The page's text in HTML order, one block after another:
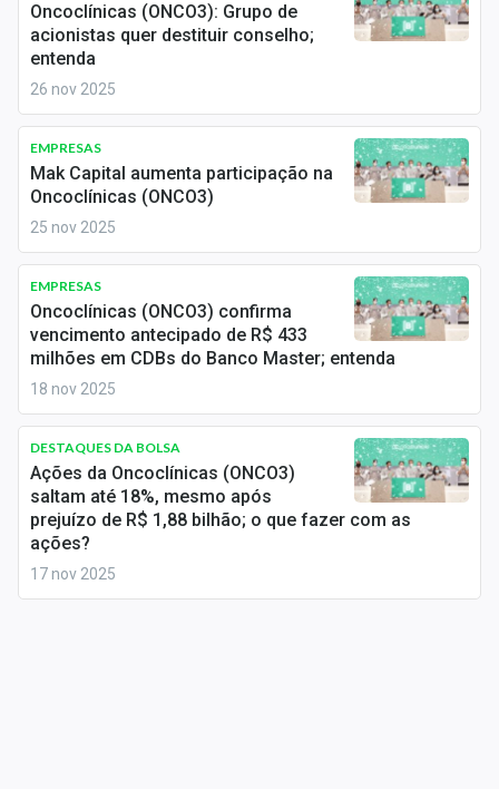
Internacional
Marketing
Tecnologia
Conteúdo de Marca
Sobre
Contato
Oncoclínicas (ONCO3): Grupo de
acionistas quer destituir conselho;
entenda
26 nov 2025
EMPRESAS
Mak Capital aumenta participação na
Oncoclínicas (ONCO3)
25 nov 2025
EMPRESAS
Oncoclínicas (ONCO3) confirma
vencimento antecipado de R$ 433
milhões em CDBs do Banco Master; entenda
18 nov 2025
DESTAQUES DA BOLSA
Ações da Oncoclínicas (ONCO3)
saltam até 18%, mesmo após
prejuízo de R$ 1,88 bilhão; o que fazer com as
ações?
17 nov 2025